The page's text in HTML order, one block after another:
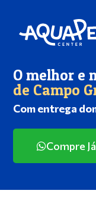
O melhor e
de Campo
Com entrega
Compre Já